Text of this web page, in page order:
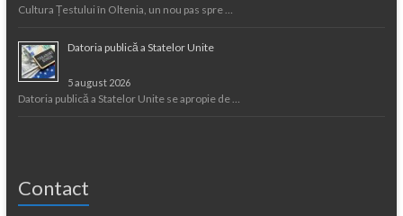
Cultura Țestului în Oltenia, un nou pas spre …
Datoria publică a Statelor Unite
5 august 2026
Datoria publică a Statelor Unite se apropie de …
Contact